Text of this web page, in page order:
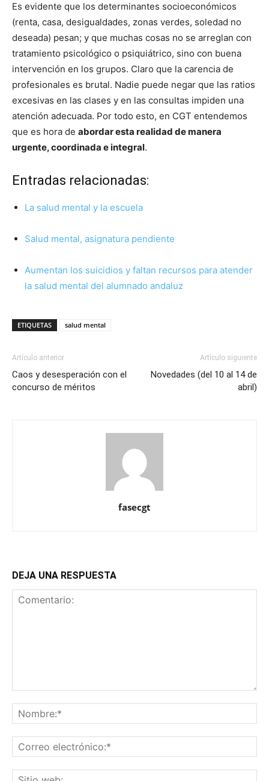
Es evidente que los determinantes socioeconómicos
(renta, casa, desigualdades, zonas verdes, soledad no
deseada) pesan; y que muchas cosas no se arreglan con
tratamiento psicológico o psiquiátrico, sino con buena
intervención en los grupos. Claro que la carencia de
profesionales es brutal. Nadie puede negar que las ratios
excesivas en las clases y en las consultas impiden una
atención adecuada. Por todo esto, en CGT entendemos
que es hora de abordar esta realidad de manera
urgente, coordinada e integral.
Entradas relacionadas:
La salud mental y la escuela
Salud mental, asignatura pendiente
Aumentan los suicidios y faltan recursos para atender
la salud mental del alumnado andaluz
ETIQUETAS salud mental
Artículo anterior
Caos y desesperación con el
concurso de méritos
Artículo siguiente
Novedades (del 10 al 14 de
abril)
fasecgt
DEJA UNA RESPUESTA